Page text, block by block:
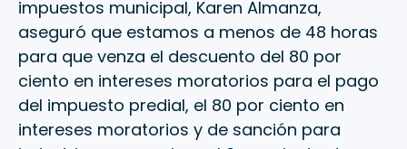
impuestos municipal, Karen Almanza,
aseguró que estamos a menos de 48 horas
para que venza el descuento del 80 por
ciento en intereses moratorios para el pago
del impuesto predial, el 80 por ciento en
intereses moratorios y de sanción para